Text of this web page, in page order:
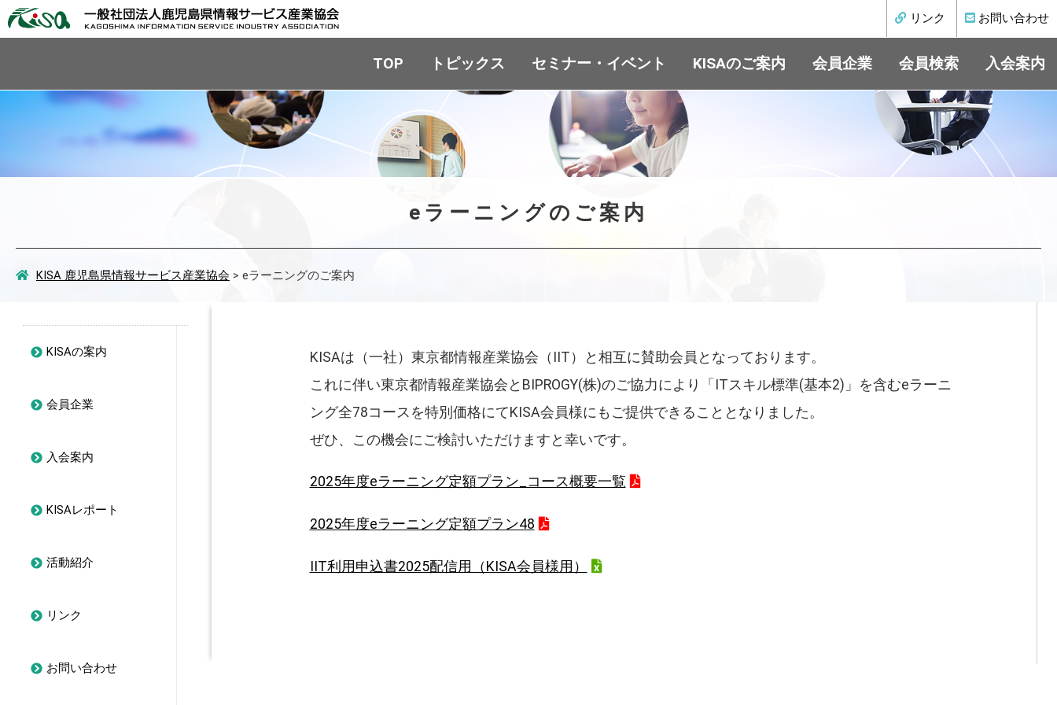
リンク お問い合わせ
TOP トピックス セミナー・イベント KISAのご案内 会員企業 会員検索 入会案内
eラーニングのご案内
KISA 鹿児島県情報サービス産業協会 > eラーニングのご案内
KISAは（一社）東京都情報産業協会（IIT）と相互に賛助会員となっております。
これに伴い東京都情報産業協会とBIPROGY(株)のご協力により「ITスキル標準(基本2)」を含むeラーニ
ング全78コースを特別価格にてKISA会員様にもご提供できることとなりました。
ぜひ、この機会にご検討いただけますと幸いです。
2025年度eラーニング定額プラン_コース概要一覧
2025年度eラーニング定額プラン48
IIT利用申込書2025配信用（KISA会員様用）
KISAの案内
会員企業
入会案内
KISAレポート
活動紹介
リンク
お問い合わせ